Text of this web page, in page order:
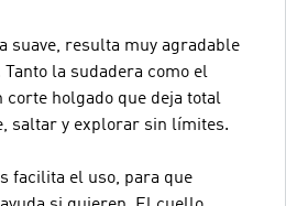
suave, resulta muy agradable
la sudadera como el
corte holgado que deja total
saltar y explorar sin límites.
facilita el uso, para que